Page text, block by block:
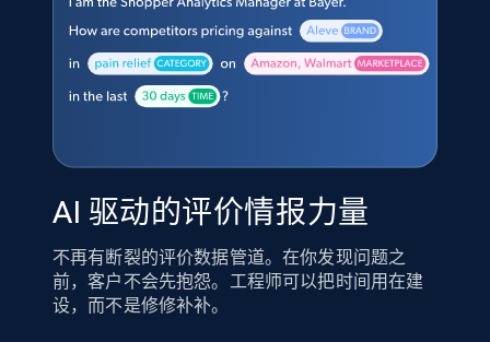
AI 驱动的评价情报力量
不再有断裂的评价数据管道。在你发现问题之
前，客户不会先抱怨。工程师可以把时间用在建
设，而不是修修补补。